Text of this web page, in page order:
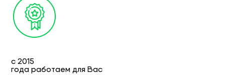
с 2015
года работаем для Вас